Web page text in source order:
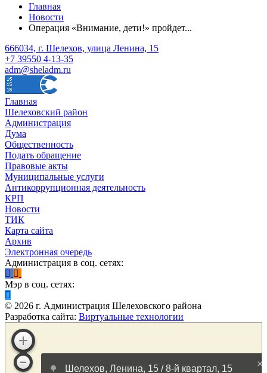
Главная
Новости
Операция «Внимание, дети!» пройдет...
666034, г. Шелехов, улица Ленина, 15
+7 39550 4-13-35
adm@sheladm.ru
Главная
Шелеховский район
Администрация
Дума
Общественность
Подать обращение
Правовые акты
Муниципальные услуги
Антикоррупционная деятельность
КРП
Новости
ТИК
Карта сайта
Архив
Электронная очередь
Администрация в соц. сетях:
Мэр в соц. сетях:
© 2026 г. Администрация Шелеховского района
Разработка сайта: Виртуальные технологии